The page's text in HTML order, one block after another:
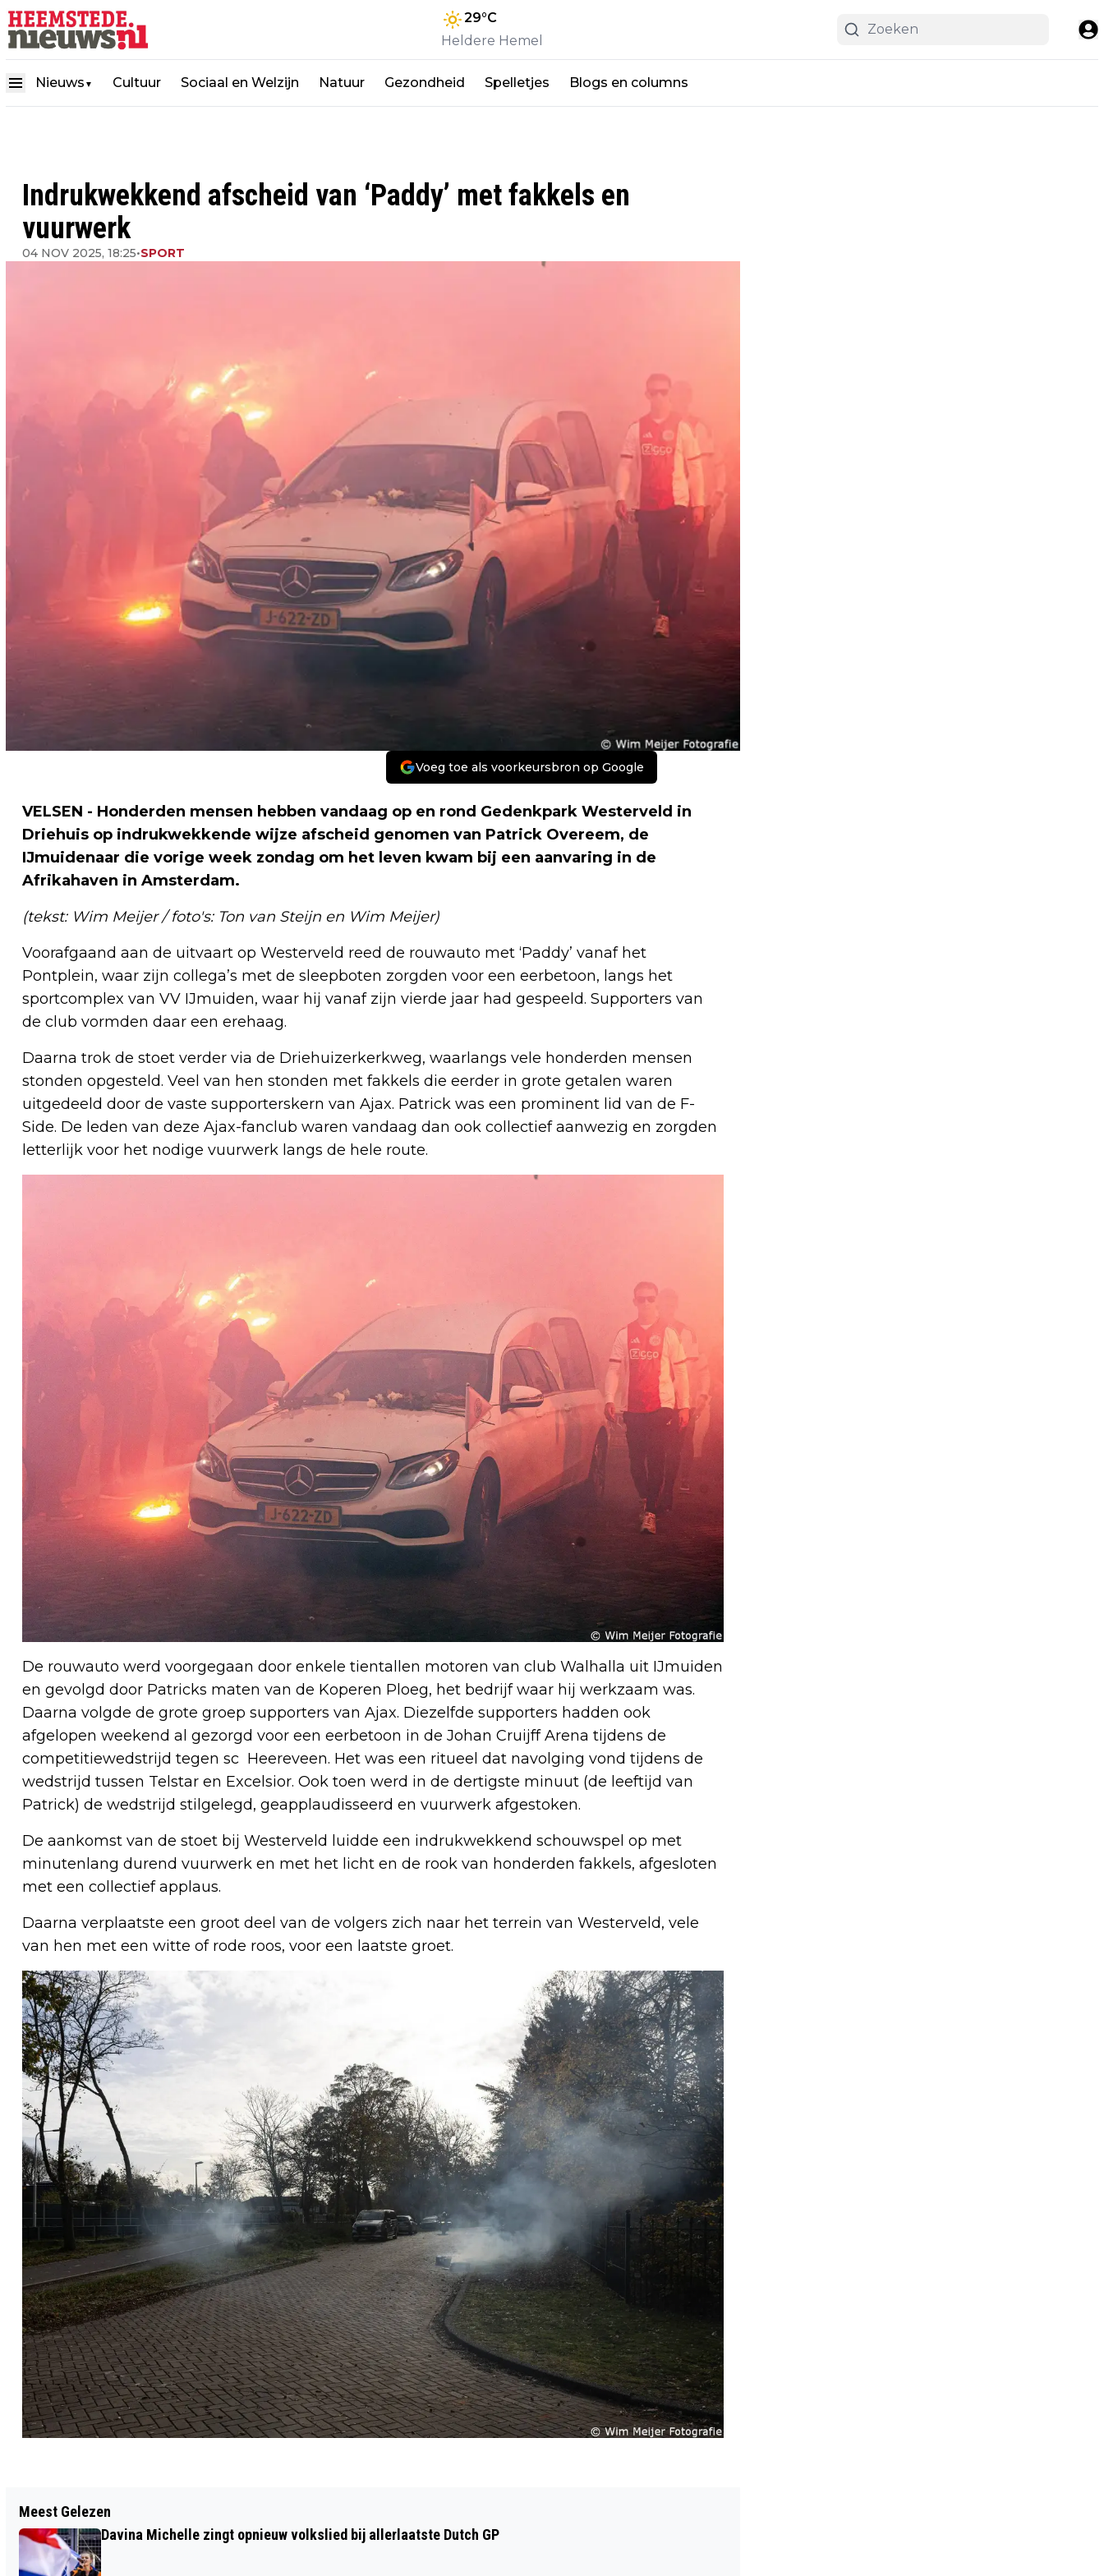
29°C
Heldere Hemel
Nieuws ▼ Cultuur Sociaal en Welzijn Natuur Gezondheid Spelletjes Blogs en columns
Indrukwekkend afscheid van ‘Paddy’ met fakkels en
vuurwerk
04 NOV 2025, 18:25•SPORT
Voeg toe als voorkeursbron op Google
VELSEN - Honderden mensen hebben vandaag op en rond Gedenkpark Westerveld in
Driehuis op indrukwekkende wijze afscheid genomen van Patrick Overeem, de
IJmuidenaar die vorige week zondag om het leven kwam bij een aanvaring in de
Afrikahaven in Amsterdam.
(tekst: Wim Meijer / foto's: Ton van Steijn en Wim Meijer)
Voorafgaand aan de uitvaart op Westerveld reed de rouwauto met ‘Paddy’ vanaf het
Pontplein, waar zijn collega’s met de sleepboten zorgden voor een eerbetoon, langs het
sportcomplex van VV IJmuiden, waar hij vanaf zijn vierde jaar had gespeeld. Supporters van
de club vormden daar een erehaag.
Daarna trok de stoet verder via de Driehuizerkerkweg, waarlangs vele honderden mensen
stonden opgesteld. Veel van hen stonden met fakkels die eerder in grote getalen waren
uitgedeeld door de vaste supporterskern van Ajax. Patrick was een prominent lid van de F-
Side. De leden van deze Ajax-fanclub waren vandaag dan ook collectief aanwezig en zorgden
letterlijk voor het nodige vuurwerk langs de hele route.
De rouwauto werd voorgegaan door enkele tientallen motoren van club Walhalla uit IJmuiden
en gevolgd door Patricks maten van de Koperen Ploeg, het bedrijf waar hij werkzaam was.
Daarna volgde de grote groep supporters van Ajax. Diezelfde supporters hadden ook
afgelopen weekend al gezorgd voor een eerbetoon in de Johan Cruijff Arena tijdens de
competitiewedstrijd tegen sc Heereveen. Het was een ritueel dat navolging vond tijdens de
wedstrijd tussen Telstar en Excelsior. Ook toen werd in de dertigste minuut (de leeftijd van
Patrick) de wedstrijd stilgelegd, geapplaudisseerd en vuurwerk afgestoken.
De aankomst van de stoet bij Westerveld luidde een indrukwekkend schouwspel op met
minutenlang durend vuurwerk en met het licht en de rook van honderden fakkels, afgesloten
met een collectief applaus.
Daarna verplaatste een groot deel van de volgers zich naar het terrein van Westerveld, vele
van hen met een witte of rode roos, voor een laatste groet.
LICHT, POËZIE EN HERINNERING
TIJDENS JAARLIJKSE HERDENKING OP
IN DE AARDE'
Meest Gelezen
Davina Michelle zingt opnieuw volkslied bij allerlaatste Dutch GP